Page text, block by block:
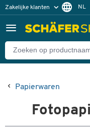
Zakelijke klanten
Particuliere klanten
NL
Papierwaren